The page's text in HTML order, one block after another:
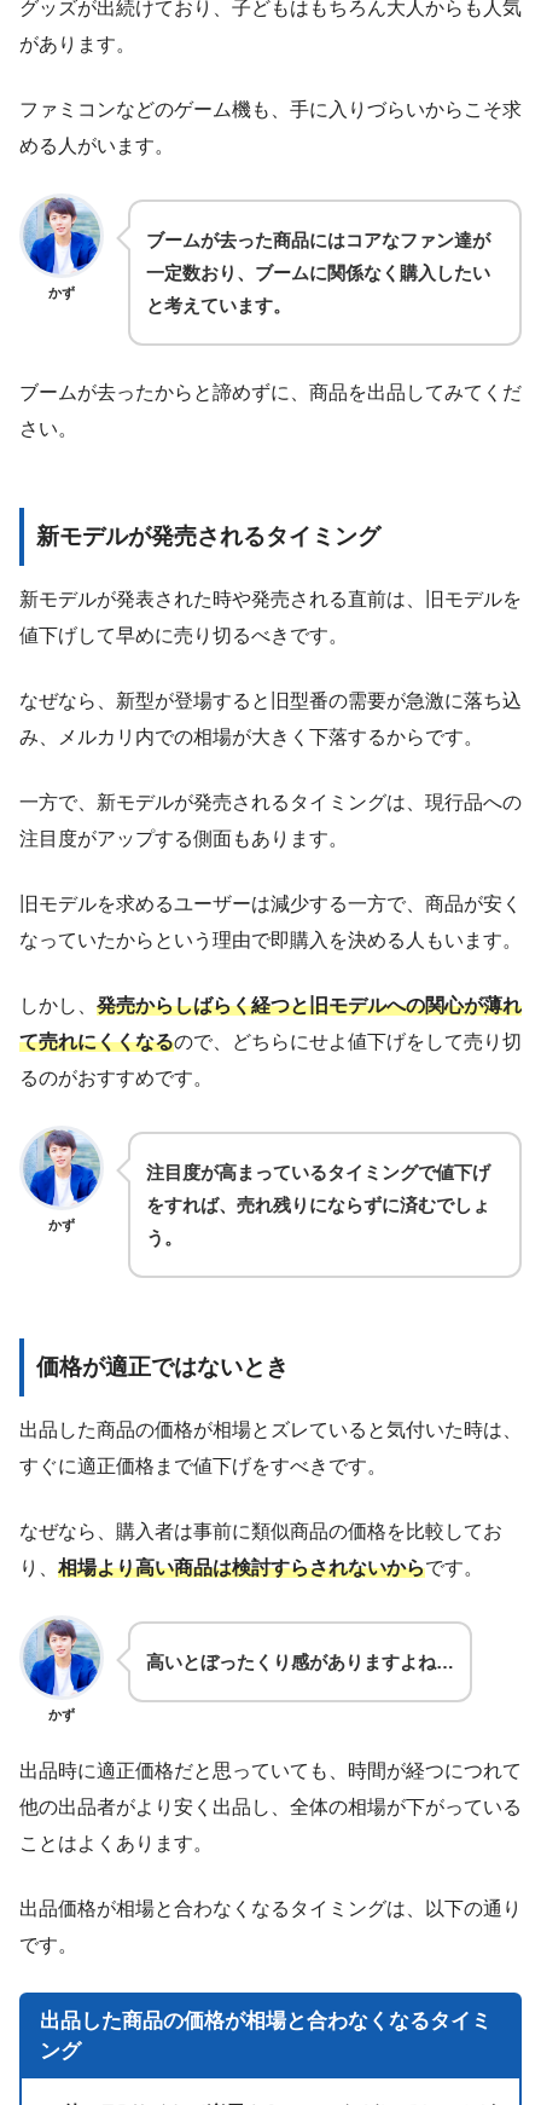
グッズが出続けており、子どもはもちろん大人からも人気
があります。
ファミコンなどのゲーム機も、手に入りづらいからこそ求
める人がいます。
かず
ブームが去った商品にはコアなファン達が
一定数おり、ブームに関係なく購入したい
と考えています。
ブームが去ったからと諦めずに、商品を出品してみてくだ
さい。
新モデルが発売されるタイミング
新モデルが発表された時や発売される直前は、旧モデルを
値下げして早めに売り切るべきです。
なぜなら、新型が登場すると旧型番の需要が急激に落ち込
み、メルカリ内での相場が大きく下落するからです。
一方で、新モデルが発売されるタイミングは、現行品への
注目度がアップする側面もあります。
旧モデルを求めるユーザーは減少する一方で、商品が安く
なっていたからという理由で即購入を決める人もいます。
しかし、 発売からしばらく経つと旧モデルへの関心が薄れ
て売れにくくなるので、どちらにせよ値下げをして売り切
るのがおすすめです。
かず
注目度が高まっているタイミングで値下げ
をすれば、売れ残りにならずに済むでしょ
う。
価格が適正ではないとき
出品した商品の価格が相場とズレていると気付いた時は、
すぐに適正価格まで値下げをすべきです。
なぜなら、購入者は事前に類似商品の価格を比較してお
り、 相場より高い商品は検討すらされないからです。
かず
高いとぼったくり感がありますよね…
出品時に適正価格だと思っていても、時間が経つにつれて
他の出品者がより安く出品し、全体の相場が下がっている
ことはよくあります。
出品価格が相場と合わなくなるタイミングは、以下の通り
です。
出品した商品の価格が相場と合わなくなるタイミ
ング